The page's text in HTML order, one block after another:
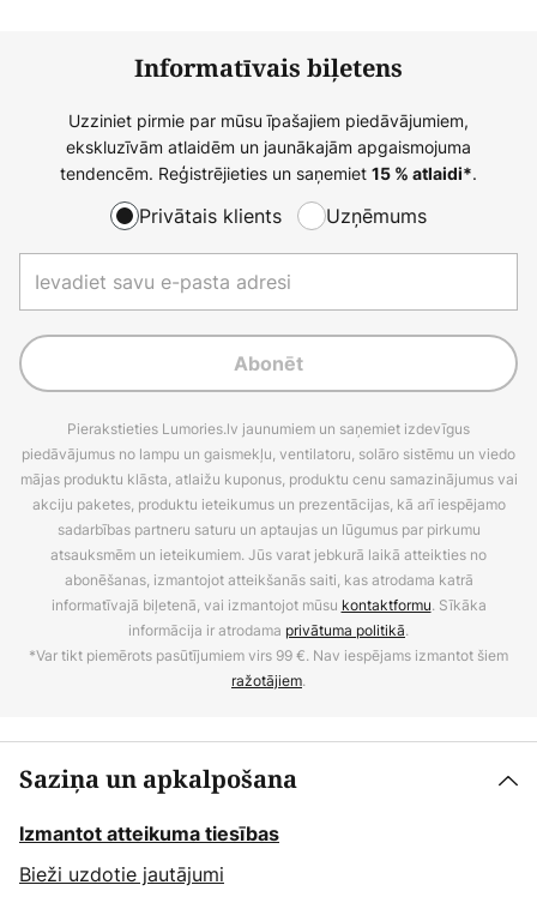
Informatīvais biļetens
Uzziniet pirmie par mūsu īpašajiem piedāvājumiem,
ekskluzīvām atlaidēm un jaunākajām apgaismojuma
tendencēm. Reģistrējieties un saņemiet 15 % atlaidi*.
Privātais klients Uzņēmums
Abonēt
Pierakstieties Lumories.lv jaunumiem un saņemiet izdevīgus
piedāvājumus no lampu un gaismekļu, ventilatoru, solāro sistēmu un viedo
mājas produktu klāsta, atlaižu kuponus, produktu cenu samazinājumus vai
akciju paketes, produktu ieteikumus un prezentācijas, kā arī iespējamo
sadarbības partneru saturu un aptaujas un lūgumus par pirkumu
atsauksmēm un ieteikumiem. Jūs varat jebkurā laikā atteikties no
abonēšanas, izmantojot atteikšanās saiti, kas atrodama katrā
informatīvajā biļetenā, vai izmantojot mūsu kontaktformu. Sīkāka
informācija ir atrodama privātuma politikā.
*Var tikt piemērots pasūtījumiem virs 99 €. Nav iespējams izmantot šiem
ražotājiem.
Saziņa un apkalpošana
Izmantot atteikuma tiesības
Bieži uzdotie jautājumi